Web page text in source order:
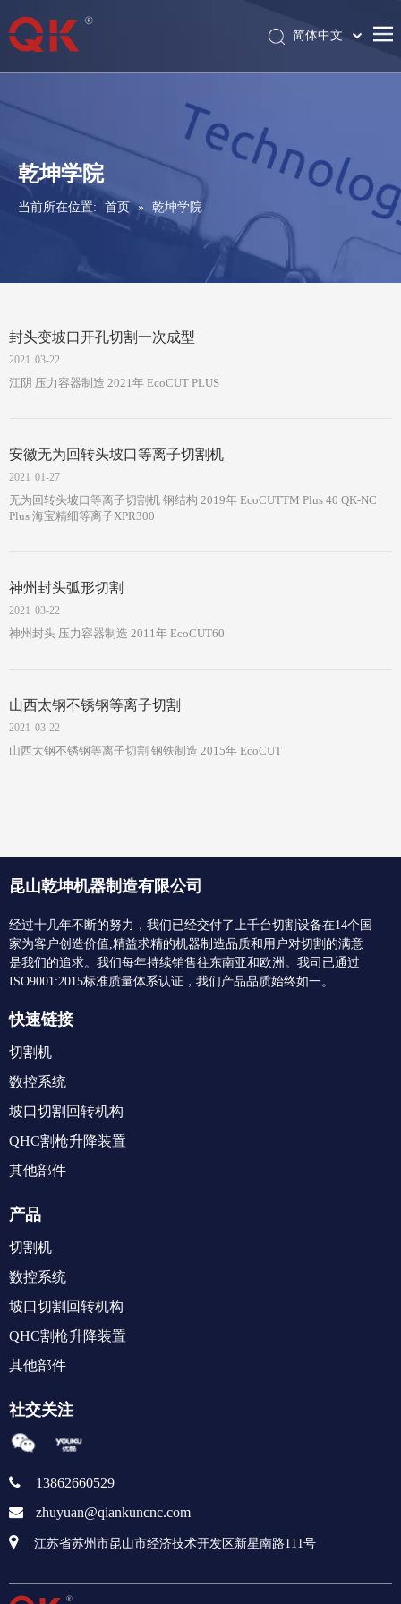
简体中文
乾坤学院
当前所在位置: 首页 » 乾坤学院
封头变坡口开孔切割一次成型
江阴 压力容器制造 2021年 EcoCUT PLUS
2021 03-22
安徽无为回转头坡口等离子切割机
无为回转头坡口等离子切割机 钢结构 2019年 EcoCUTTM Plus 40 QK-NC
Plus 海宝精细等离子XPR300
2021 01-27
神州封头弧形切割
神州封头 压力容器制造 2011年 EcoCUT60
2021 03-22
山西太钢不锈钢等离子切割
山西太钢不锈钢等离子切割 钢铁制造 2015年 EcoCUT
2021 03-22
昆山乾坤机器制造有限公司
经过十几年不断的努力， 我们已经交付了上千台切割 设备在14个国
家为客户创造价值,精益求精的机器制造品质和用户对切割的满意
是我们的追求。 我们每年持续销售往东南亚和欧洲 。 我司已通过
ISO9001:2015标准质量体系认证，我们产品品质始终如一。
快速链接
切割机
数控系统
坡口切割回转机构
QHC割枪升降装置
其他部件
产品
切割机
数控系统
坡口切割回转机构
QHC割枪升降装置
其他部件
社交关注
 13862660529
 zhuyuan@qiankuncnc.com
 江苏省苏州市昆山市经济技术开发区新星南路111号